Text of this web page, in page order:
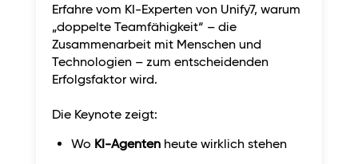
Erfahre vom KI-Experten von Unify7, warum
„doppelte Teamfähigkeit“ – die
Zusammenarbeit mit Menschen und
Technologien – zum entscheidenden
Erfolgsfaktor wird.
Die Keynote zeigt:
Wo KI-Agenten heute wirklich stehen